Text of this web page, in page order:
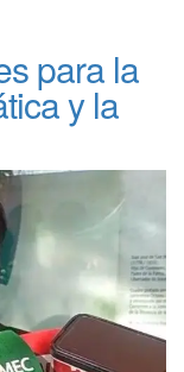
para la
y la